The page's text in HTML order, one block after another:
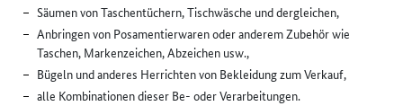
Säumen von Taschentüchern, Tischwäsche und dergleichen,
Anbringen von Posamentierwaren oder anderem Zubehör wie
Taschen, Markenzeichen, Abzeichen usw.,
Bügeln und anderes Herrichten von Bekleidung zum Verkauf,
alle Kombinationen dieser Be- oder Verarbeitungen.